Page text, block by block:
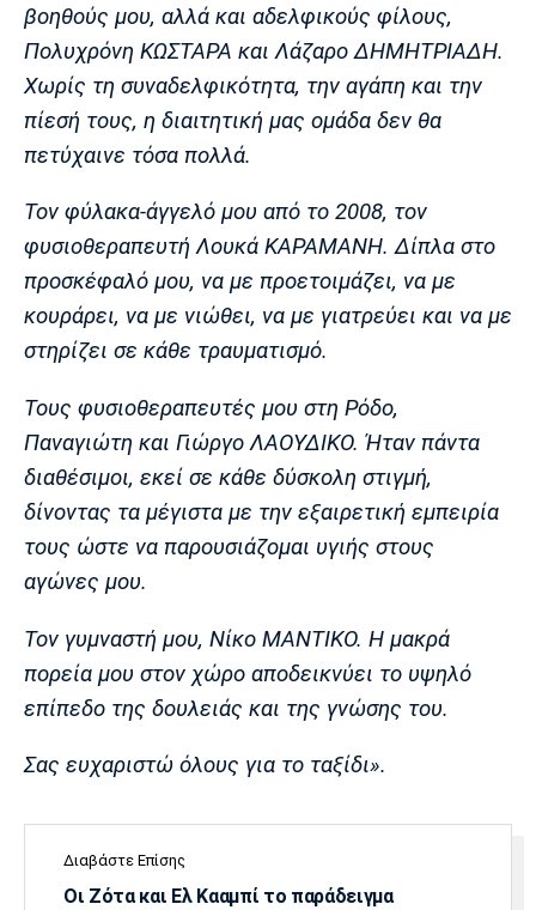
βοηθούς μου, αλλά και αδελφικούς φίλους,
Πολυχρόνη ΚΩΣΤΑΡΑ και Λάζαρο ΔΗΜΗΤΡΙΑΔΗ.
Χωρίς τη συναδελφικότητα, την αγάπη και την
πίεσή τους, η διαιτητική μας ομάδα δεν θα
πετύχαινε τόσα πολλά.
Τον φύλακα-άγγελό μου από το 2008, τον
φυσιοθεραπευτή Λουκά ΚΑΡΑΜΑΝΗ. Δίπλα στο
προσκέφαλό μου, να με προετοιμάζει, να με
κουράρει, να με νιώθει, να με γιατρεύει και να με
στηρίζει σε κάθε τραυματισμό.
Τους φυσιοθεραπευτές μου στη Ρόδο,
Παναγιώτη και Γιώργο ΛΑΟΥΔΙΚΟ. Ήταν πάντα
διαθέσιμοι, εκεί σε κάθε δύσκολη στιγμή,
δίνοντας τα μέγιστα με την εξαιρετική εμπειρία
τους ώστε να παρουσιάζομαι υγιής στους
αγώνες μου.
Τον γυμναστή μου, Νίκο ΜΑΝΤΙΚΟ. Η μακρά
πορεία μου στον χώρο αποδεικνύει το υψηλό
επίπεδο της δουλειάς και της γνώσης του.
Σας ευχαριστώ όλους για το ταξίδι».
Διαβάστε Επίσης
Οι Ζότα και Ελ Κααμπί το παράδειγμα